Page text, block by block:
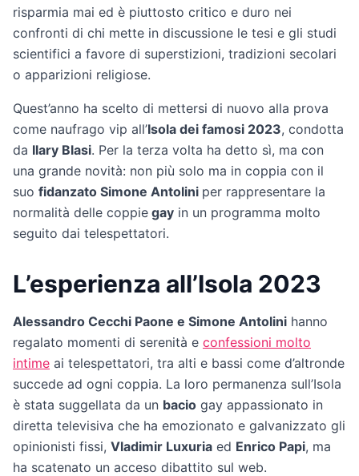
risparmia mai ed è piuttosto critico e duro nei
confronti di chi mette in discussione le tesi e gli studi
scientifici a favore di superstizioni, tradizioni secolari
o apparizioni religiose.
Quest’anno ha scelto di mettersi di nuovo alla prova
come naufrago vip all’Isola dei famosi 2023, condotta
da Ilary Blasi. Per la terza volta ha detto sì, ma con
una grande novità: non più solo ma in coppia con il
suo fidanzato Simone Antolini per rappresentare la
normalità delle coppie gay in un programma molto
seguito dai telespettatori.
L’esperienza all’Isola 2023
Alessandro Cecchi Paone e Simone Antolini hanno
regalato momenti di serenità e confessioni molto
intime ai telespettatori, tra alti e bassi come d’altronde
succede ad ogni coppia. La loro permanenza sull’Isola
è stata suggellata da un bacio gay appassionato in
diretta televisiva che ha emozionato e galvanizzato gli
opinionisti fissi, Vladimir Luxuria ed Enrico Papi, ma
ha scatenato un acceso dibattito sul web.